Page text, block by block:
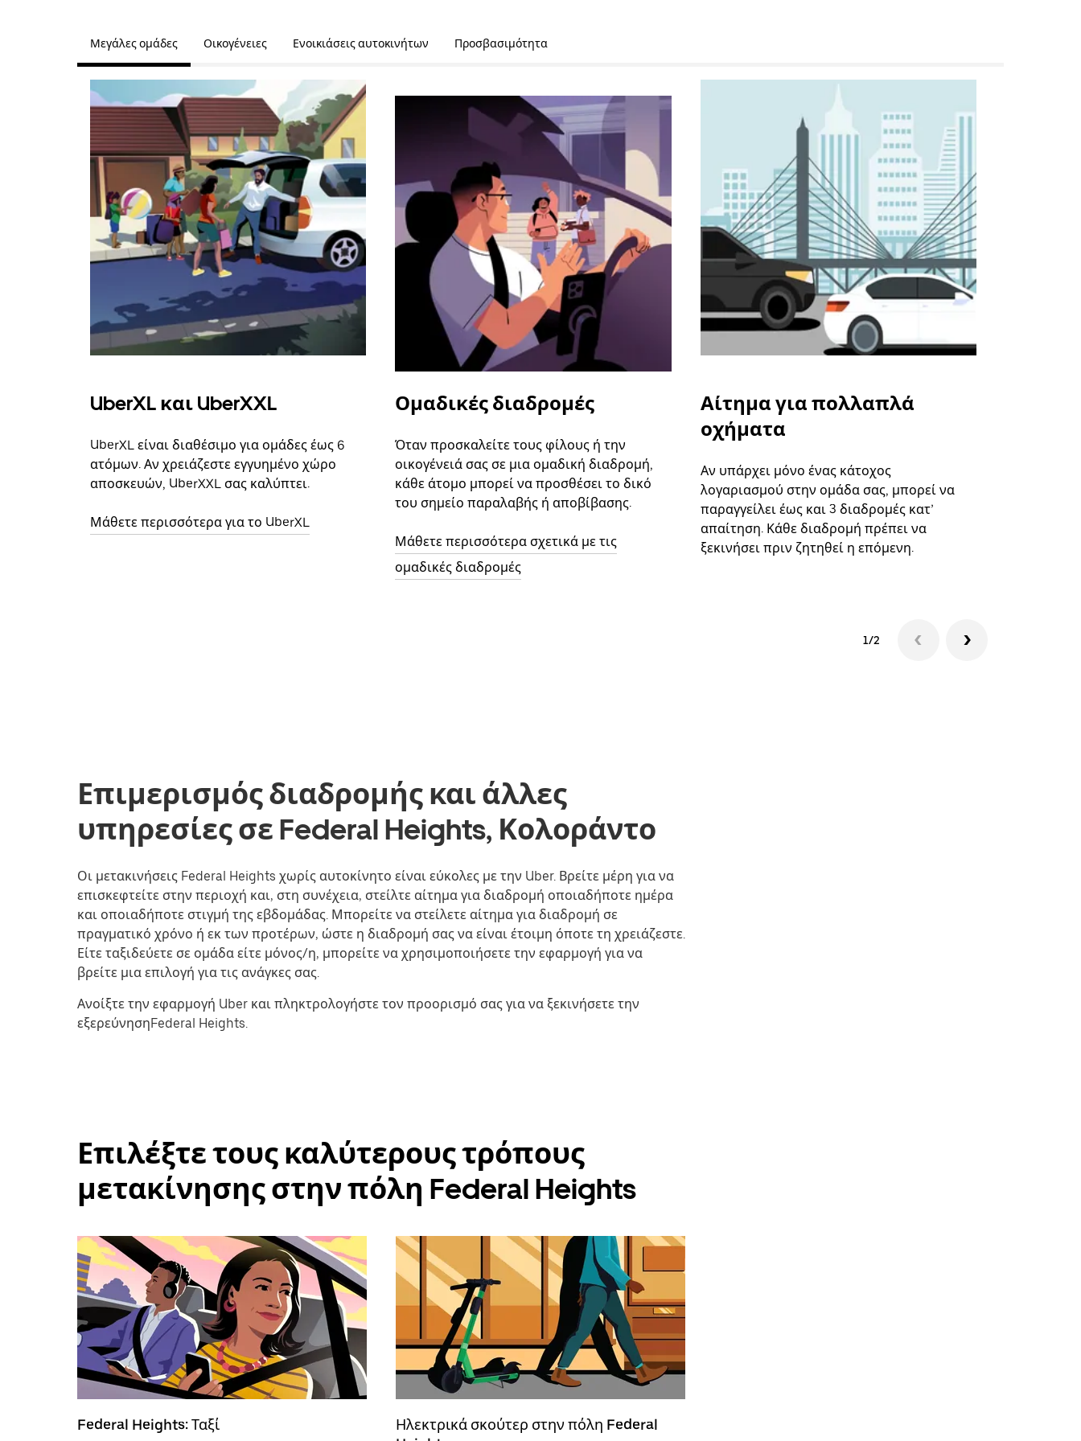
Μεγάλες ομάδες Οικογένειες Ενοικιάσεις αυτοκινήτων Προσβασιμότητα
UberXL και UberXXL
UberXL είναι διαθέσιμο για ομάδες έως 6
ατόμων. Αν χρειάζεστε εγγυημένο χώρο
αποσκευών, UberXXL σας καλύπτει.
Μάθετε περισσότερα για το UberXL
Ομαδικές διαδρομές
Όταν προσκαλείτε τους φίλους ή την
οικογένειά σας σε μια ομαδική διαδρομή,
κάθε άτομο μπορεί να προσθέσει το δικό
του σημείο παραλαβής ή αποβίβασης.
Μάθετε περισσότερα σχετικά με τις
ομαδικές διαδρομές
Αίτημα για πολλαπλά
οχήματα
Αν υπάρχει μόνο ένας κάτοχος
λογαριασμού στην ομάδα σας, μπορεί να
παραγγείλει έως και 3 διαδρομές κατ’
απαίτηση. Κάθε διαδρομή πρέπει να
ξεκινήσει πριν ζητηθεί η επόμενη.
1/2
Επιμερισμός διαδρομής και άλλες
υπηρεσίες σε Federal Heights, Κολοράντο
Οι μετακινήσεις Federal Heights χωρίς αυτοκίνητο είναι εύκολες με την Uber. Βρείτε μέρη για να
επισκεφτείτε στην περιοχή και, στη συνέχεια, στείλτε αίτημα για διαδρομή οποιαδήποτε ημέρα
και οποιαδήποτε στιγμή της εβδομάδας. Μπορείτε να στείλετε αίτημα για διαδρομή σε
πραγματικό χρόνο ή εκ των προτέρων, ώστε η διαδρομή σας να είναι έτοιμη όποτε τη χρειάζεστε.
Είτε ταξιδεύετε σε ομάδα είτε μόνος/η, μπορείτε να χρησιμοποιήσετε την εφαρμογή για να
βρείτε μια επιλογή για τις ανάγκες σας.
Ανοίξτε την εφαρμογή Uber και πληκτρολογήστε τον προορισμό σας για να ξεκινήσετε την
εξερεύνησηFederal Heights.
Επιλέξτε τους καλύτερους τρόπους
μετακίνησης στην πόλη Federal Heights
Federal Heights: Ταξί
Ηλεκτρικά σκούτερ στην πόλη Federal